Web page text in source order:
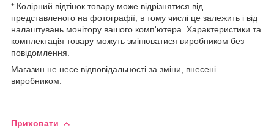
* Колірний відтінок товару може відрізнятися від
представленого на фотографії, в тому числі це залежить і від
налаштувань монітору вашого комп'ютера. Характеристики та
комплектація товару можуть змінюватися виробником без
повідомлення.
Магазин не несе відповідальності за зміни, внесені
виробником.
Приховати